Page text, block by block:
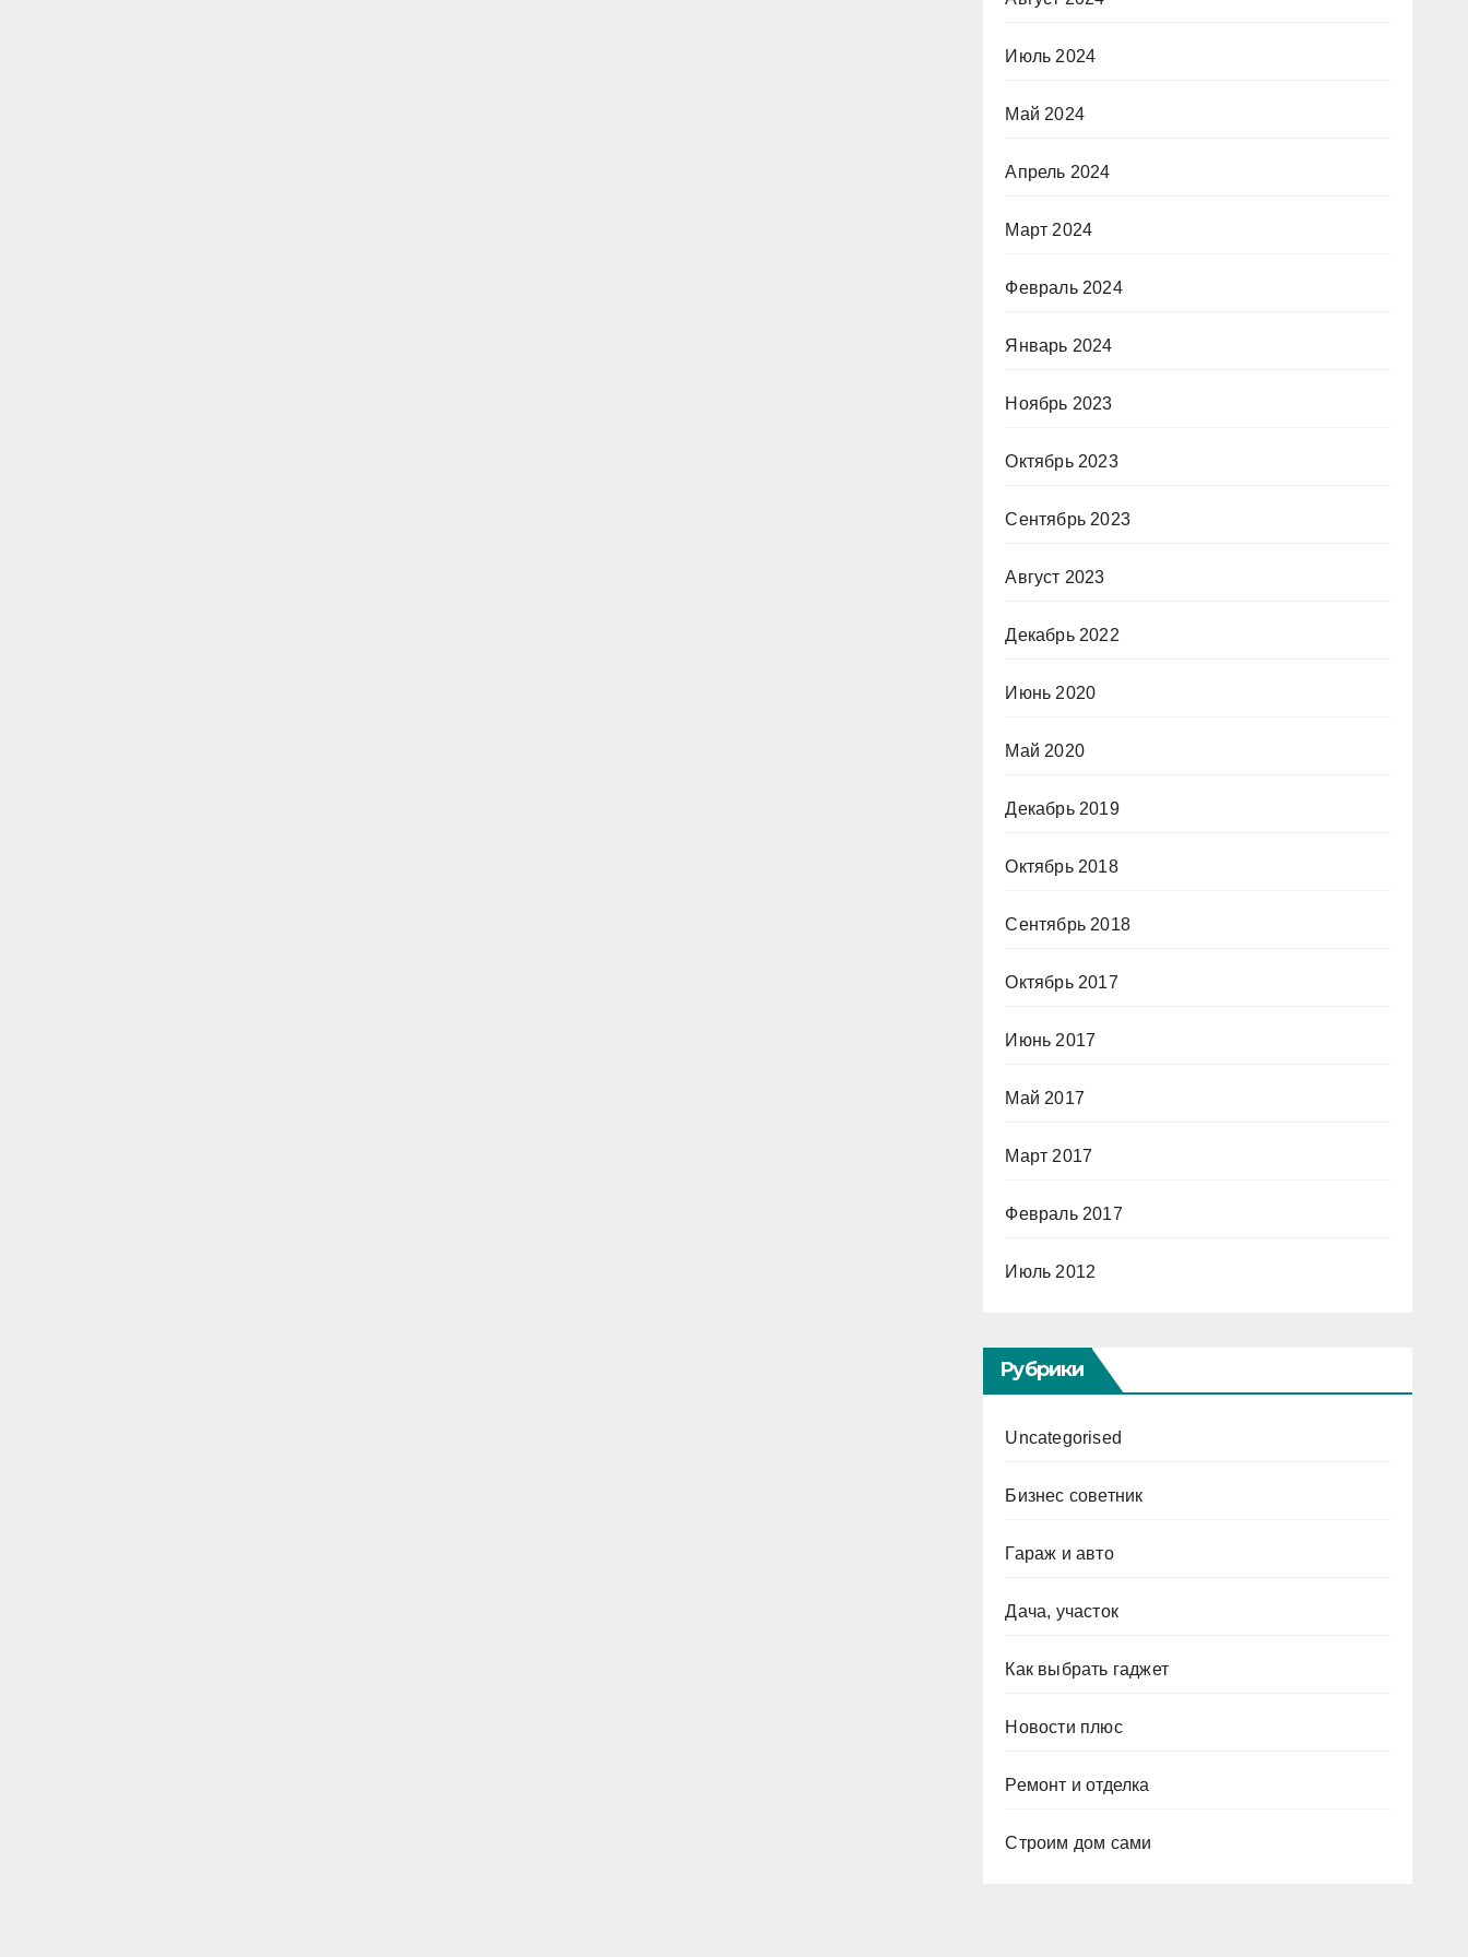
Июль 2024
Май 2024
Апрель 2024
Март 2024
Февраль 2024
Январь 2024
Ноябрь 2023
Октябрь 2023
Сентябрь 2023
Август 2023
Декабрь 2022
Июнь 2020
Май 2020
Декабрь 2019
Октябрь 2018
Сентябрь 2018
Октябрь 2017
Июнь 2017
Май 2017
Март 2017
Февраль 2017
Июль 2012
Рубрики
Uncategorised
Бизнес советник
Гараж и авто
Дача, участок
Как выбрать гаджет
Новости плюс
Ремонт и отделка
Строим дом сами